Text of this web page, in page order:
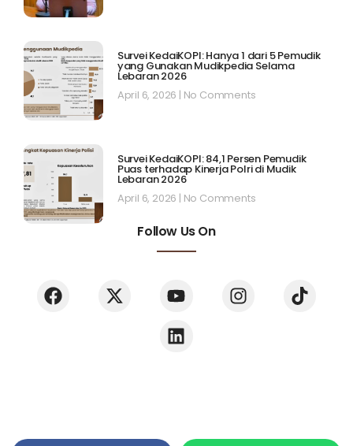
Survei KedaiKOPI: Hanya 1 dari 5 Pemudik
yang Gunakan Mudikpedia Selama
Lebaran 2026
April 6, 2026 No Comments
Survei KedaiKOPI: 84,1 Persen Pemudik
Puas terhadap Kinerja Polri di Mudik
Lebaran 2026
April 6, 2026 No Comments
Follow Us On